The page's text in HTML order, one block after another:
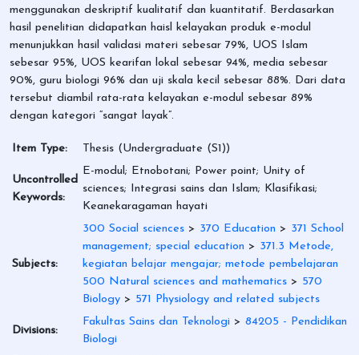
menggunakan deskriptif kualitatif dan kuantitatif. Berdasarkan
hasil penelitian didapatkan haisl kelayakan produk e-modul
menunjukkan hasil validasi materi sebesar 79%, UOS Islam
sebesar 95%, UOS kearifan lokal sebesar 94%, media sebesar
90%, guru biologi 96% dan uji skala kecil sebesar 88%. Dari data
tersebut diambil rata-rata kelayakan e-modul sebesar 89%
dengan kategori “sangat layak”.
Item Type: Thesis (Undergraduate (S1))
Uncontrolled
Keywords:
E-modul; Etnobotani; Power point; Unity of
sciences; Integrasi sains dan Islam; Klasifikasi;
Keanekaragaman hayati
Subjects:
300 Social sciences > 370 Education > 371 School
management; special education > 371.3 Metode,
kegiatan belajar mengajar; metode pembelajaran
500 Natural sciences and mathematics > 570
Biology > 571 Physiology and related subjects
Divisions:
Fakultas Sains dan Teknologi > 84205 - Pendidikan
Biologi